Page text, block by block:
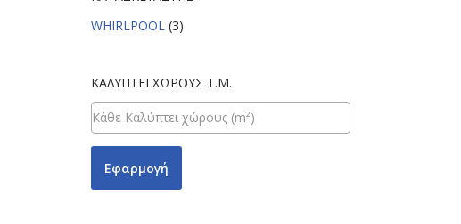
WHIRLPOOL (3)
ΚΑΛΎΠΤΕΙ ΧΏΡΟΥΣ Τ.Μ.
Εφαρμογή